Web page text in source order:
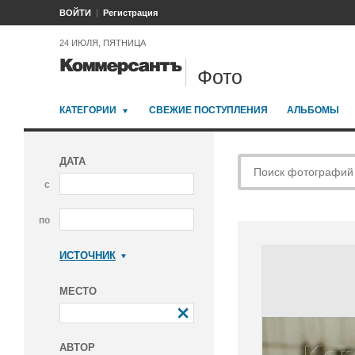
ВОЙТИ Регистрация
24 ИЮЛЯ, ПЯТНИЦА
Фото
КАТЕГОРИИ СВЕЖИЕ ПОСТУПЛЕНИЯ АЛЬБОМЫ
ДАТА
с
по
ИСТОЧНИК
МЕСТО
АВТОР